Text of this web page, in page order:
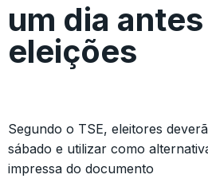
um dia
eleições
Segundo o TSE, eleitores
sábado e utilizar como
impressa do documento